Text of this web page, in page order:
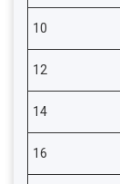
10
12
14
16